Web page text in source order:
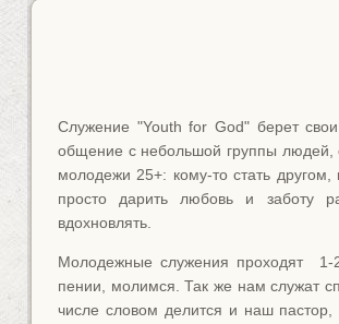
Служение "Youth for God" берет
общение с небольшой группы людей,
молодежи 25+: кому-то стать другом,
просто дарить любовь и заботу
вдохновлять.
Молодежные служения проходят
пении, молимся. Так же нам служат
числе словом делится и наш